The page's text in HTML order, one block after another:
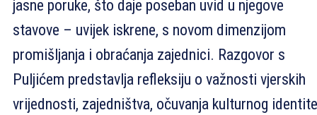
jasne poruke, što daje poseban uvid u njegove
stavove – uvijek iskrene, s novom dimenzijom
promišljanja i obraćanja zajednici. Razgovor s
Puljićem predstavlja refleksiju o važnosti vjerskih
vrijednosti, zajedništva, očuvanja kulturnog